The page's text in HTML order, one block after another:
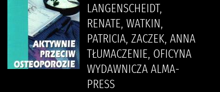
LANGENSCHEIDT,
RENATE, WATKIN,
PATRICIA, ZACZEK, ANNA
TŁUMACZENIE, OFICYNA
WYDAWNICZA ALMA-
PRESS